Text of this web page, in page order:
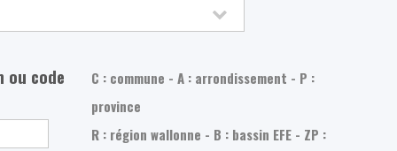
ou code
C : commune - A : arrondissement - P :
province
R : région wallonne - B : bassin EFE - ZP :